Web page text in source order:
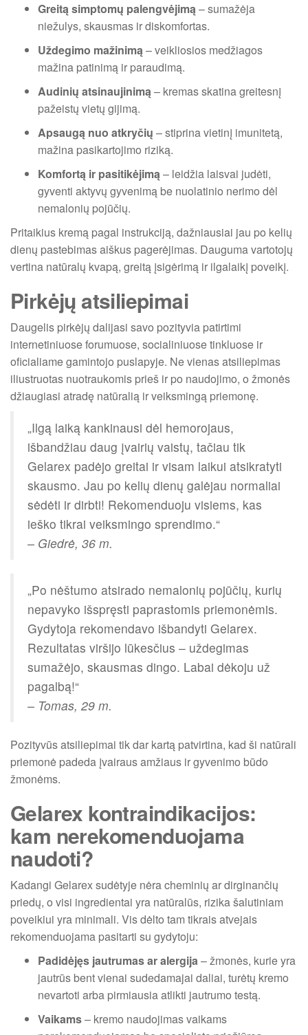
Greitą simptomų palengvėjimą– sumažėja
niežulys, skausmas ir diskomfortas.
Uždegimo mažinimą– veikliosios medžiagos
mažina patinimą ir paraudimą.
Audinių atsinaujinimą– kremas skatina greitesnį
pažeistų vietų gijimą.
Apsaugą nuo atkryčių – stiprina vietinį imunitetą,
mažina pasikartojimo riziką.
Komfortą ir pasitikėjimą– leidžia laisvai judėti,
gyventi aktyvų gyvenimą be nuolatinio nerimo dėl
nemalonių pojūčių.
Pritaikius kremą pagal instrukciją, dažniausiai jau po kelių
dienų pastebimas aiškus pagerėjimas. Dauguma vartotojų
vertina natūralų kvapą, greitą įsigėrimą ir ilgalaikį poveikį.
Pirkėjų atsiliepimai
Daugelis pirkėjų dalijasi savo pozityvia patirtimi
internetiniuose forumuose, socialiniuose tinkluose ir
oficialiame gamintojo puslapyje. Ne vienas atsiliepimas
iliustruotas nuotraukomis prieš ir po naudojimo, o žmonės
džiaugiasi atradę natūralią ir veiksmingą priemonę.
„Ilgą laiką kankinausi dėl hemorojaus,
išbandžiau daug įvairių vaistų, tačiau tik
Gelarex padėjo greitai ir visam laikui atsikratyti
skausmo. Jau po kelių dienų galėjau normaliai
sėdėti ir dirbti! Rekomenduoju visiems, kas
ieško tikrai veiksmingo sprendimo.“
– Giedrė, 36 m.
„Po nėštumo atsirado nemalonių pojūčių, kurių
nepavyko išspręsti paprastomis priemonėmis.
Gydytoja rekomendavo išbandyti Gelarex.
Rezultatas viršijo lūkesčius – uždegimas
sumažėjo, skausmas dingo. Labai dėkoju už
pagalbą!“
– Tomas, 29 m.
Pozityvūs atsiliepimai tik dar kartą patvirtina, kad ši natūrali
priemonė padeda įvairaus amžiaus ir gyvenimo būdo
žmonėms.
Gelarex kontraindikacijos:
kam nerekomenduojama
naudoti?
Kadangi Gelarex sudėtyje nėra cheminių ar dirginančių
priedų, o visi ingredientai yra natūralūs, rizika šalutiniam
poveikiui yra minimali. Vis dėlto tam tikrais atvejais
rekomenduojama pasitarti su gydytoju:
Padidėjęs jautrumas ar alergija– žmonės, kurie yra
jautrūs bent vienai sudedamajai daliai, turėtų kremo
nevartoti arba pirmiausia atlikti jautrumo testą.
Vaikams– kremo naudojimas vaikams